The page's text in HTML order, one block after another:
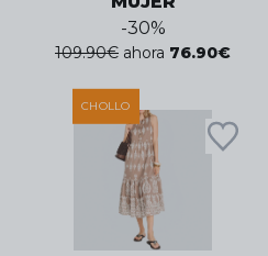
-30%
109.90€ ahora 76.90€
CHOLLO